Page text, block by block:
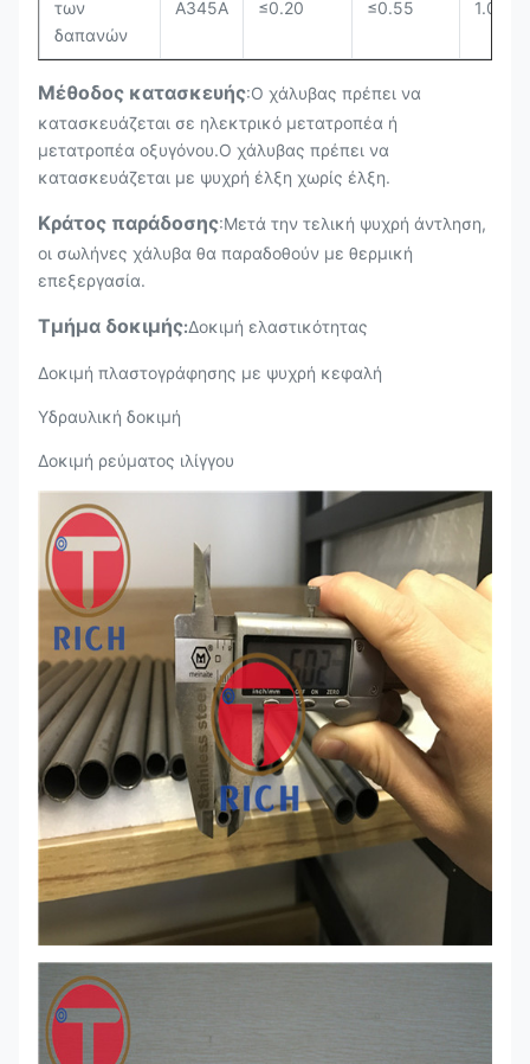
των
δαπανών
Α345Α ≤0.20 ≤0.55
Μέθοδος κατασκευής:Ο χάλυβας πρέπει να
κατασκευάζεται σε ηλεκτρικό μετατροπέα ή
μετατροπέα οξυγόνου.Ο χάλυβας πρέπει να
κατασκευάζεται με ψυχρή έλξη χωρίς έλξη.
Κράτος παράδοσης:Μετά την τελική ψυχρή άντληση,
οι σωλήνες χάλυβα θα παραδοθούν με θερμική
επεξεργασία.
Τμήμα δοκιμής:Δοκιμή ελαστικότητας
Δοκιμή πλαστογράφησης με ψυχρή κεφαλή
Υδραυλική δοκιμή
Δοκιμή ρεύματος ιλίγγου